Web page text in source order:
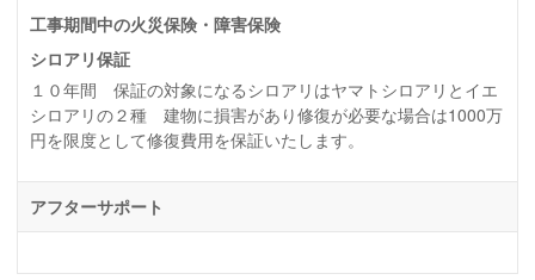
工事期間中の火災保険・障害保険
シロアリ保証
１０年間 保証の対象になるシロアリはヤマトシロアリとイエ
シロアリの２種 建物に損害があり修復が必要な場合は1000万
円を限度として修復費用を保証いたします。
アフターサポート